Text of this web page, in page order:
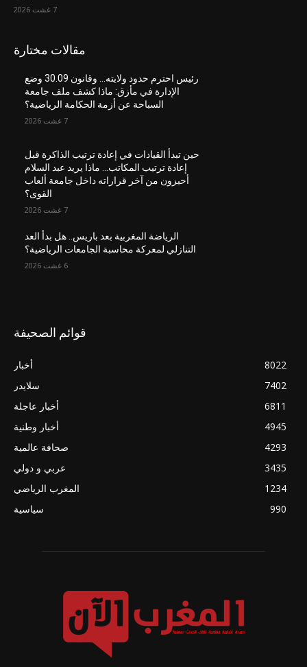
7 غشت 2026
مقالات مختارة
رئيس احترم حدود ولايته… وقانون 30.09 وضع
الإدارة في مأزق: ماذا كشف ملف جامعة
السباحة عن أزمة الحكامة الرياضية؟
7 غشت 2026
حين تبدأ القيادات في إعادة ترتيب الذاكرة قبل
إعادة ترتيب المكاتب… ماذا يريد عبد السلام
أحيزون من آخر قراراته داخل جامعة ألعاب
القوى؟
7 غشت 2026
الرياضة المغربية بعد باريس.. هل بدأ العد
التنازلي لمعركة محاسبة الجامعات الرياضية؟
6 غشت 2026
قوائم الصحيفة
أخبار
8022
سلايدر
7402
أخبار عاجلة
6811
أخبار وطنية
4945
صحافة عالمية
4293
عربي و دولي
3435
المغرب الرياضي
1234
سياسية
990